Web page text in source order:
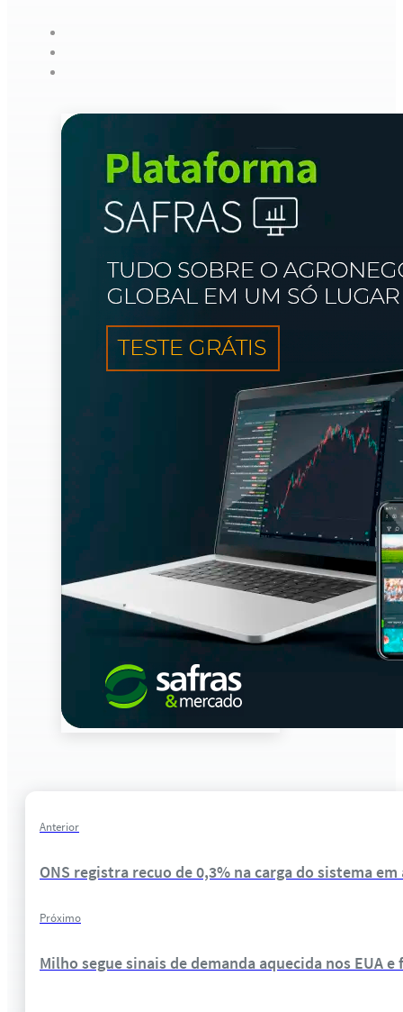
Anterior
ONS registra recuo de 0,3% na carga do sistema
Próximo
Milho segue sinais de demanda aquecida nos EUA